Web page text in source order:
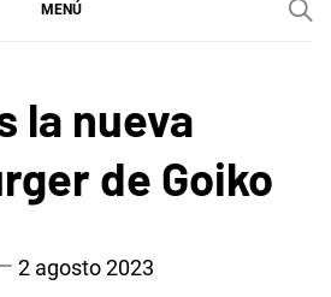
MENÚ
la nueva
de Goiko
2 agosto 2023